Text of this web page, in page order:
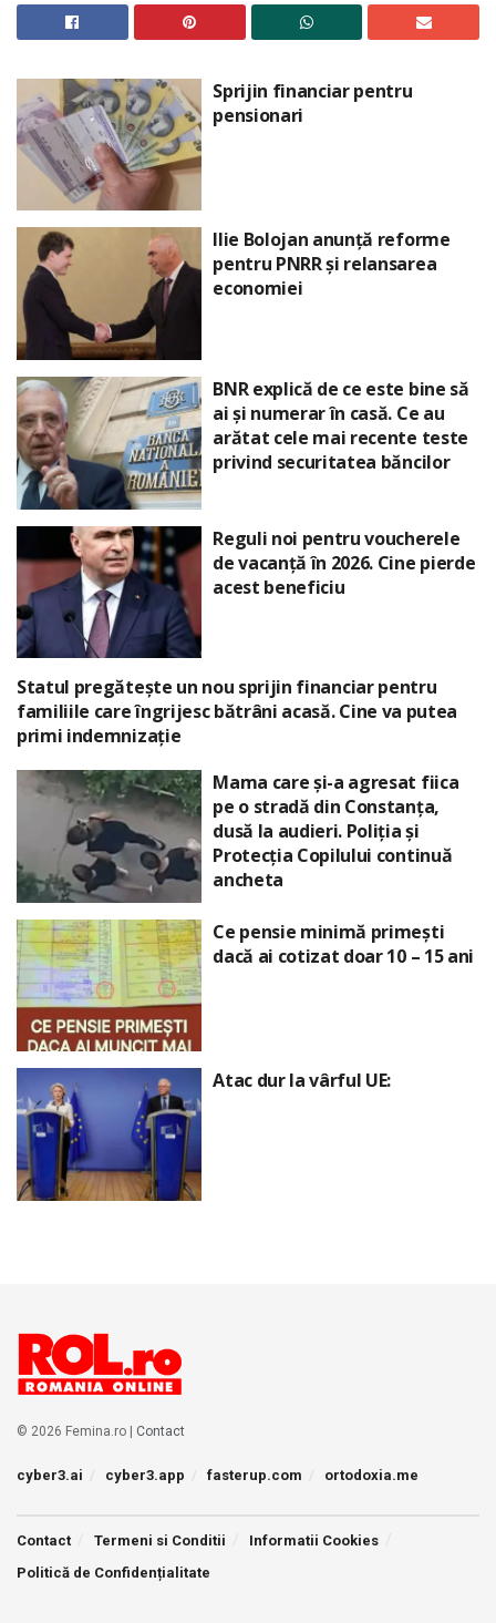
Sprijin financiar pentru
pensionari
Ilie Bolojan anunță reforme
pentru PNRR și relansarea
economiei
BNR explică de ce este bine să
ai și numerar în casă. Ce au
arătat cele mai recente teste
privind securitatea băncilor
Reguli noi pentru voucherele
de vacanță în 2026. Cine pierde
acest beneficiu
Statul pregătește un nou sprijin financiar pentru
familiile care îngrijesc bătrâni acasă. Cine va putea
primi indemnizație
Mama care și-a agresat fiica
pe o stradă din Constanța,
dusă la audieri. Poliția și
Protecția Copilului continuă
ancheta
Ce pensie minimă primești
dacă ai cotizat doar 10 – 15 ani
Atac dur la vârful UE:
© 2026 Femina.ro | Contact
cyber3.ai cyber3.app fasterup.com ortodoxia.me
Contact Termeni si Conditii
Informatii Cookies
Politică de Confidențialitate